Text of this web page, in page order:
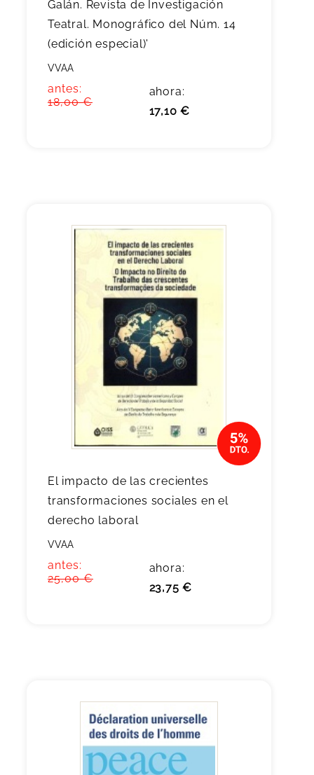
Galán. Revista de Investigación
Teatral. Monográfico del Núm. 14
(edición especial)'
VVAA
antes:
18,00 €
ahora:
17,10 €
El impacto de las crecientes
transformaciones sociales en el
derecho laboral
VVAA
antes:
25,00 €
ahora:
23,75 €